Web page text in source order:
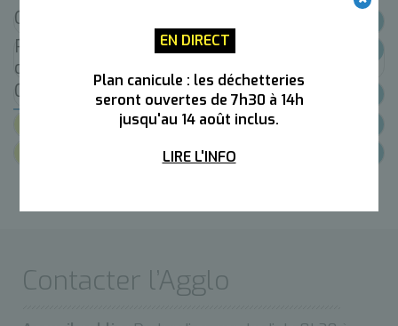
EN DIRECT
Plan canicule : les déchetteries
seront ouvertes de 7h30 à 14h
jusqu'au 14 août inclus.
LIRE L'INFO
Qu'est-ce que le programme InterLUD+ ?
Pourquoi Annemasse Agglo s'engage
dans cette démarche ?
Calendrier de la Charte InterLUD+
Documents
Contacter l’Agglo